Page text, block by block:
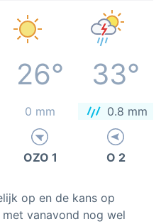
26° 33°
0 mm 0.8 mm
OZO 1 O 2
op en de kans op
vanavond nog wel